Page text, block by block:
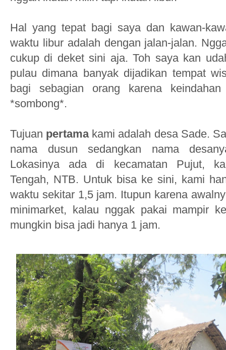
Hal yang tepat bagi saya dan kawan-
waktu libur adalah dengan jalan-jalan.
cukup di deket sini aja. Toh saya kan
pulau dimana banyakdijadikan tempat
bagi sebagian orang karena keindahan
*sombong*.
Tujuan pertamakami adalah desa Sade.
nama dusun sedangkan nama
Lokasinya ada di kecamatan Pujut,
Tengah, NTB. Untuk bisa ke sini, kami
waktu sekitar 1,5 jam. Itupun karena
minimarket, kalau nggak pakai mampir
mungkin bisa jadi hanya 1 jam.